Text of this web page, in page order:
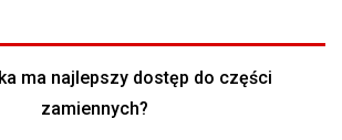
ma najlepszy dostęp do części
zamiennych?